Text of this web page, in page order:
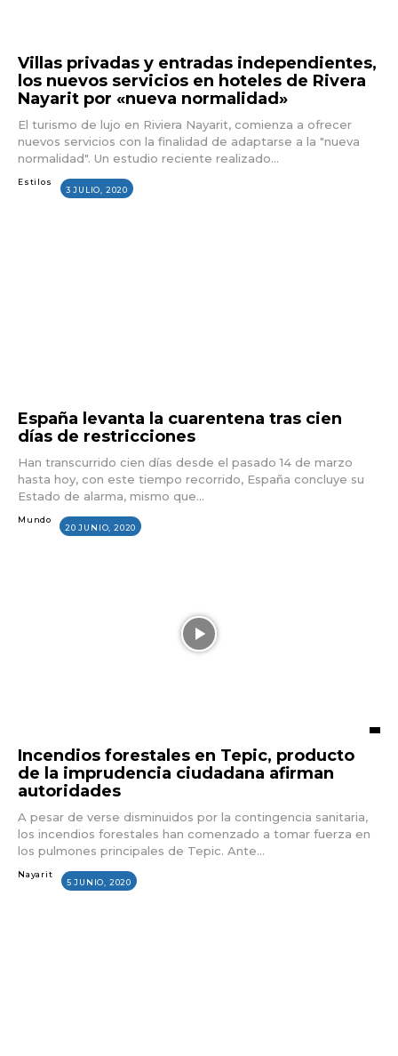
Villas privadas y entradas independientes,
los nuevos servicios en hoteles de Rivera
Nayarit por «nueva normalidad»
El turismo de lujo en Riviera Nayarit, comienza a ofrecer
nuevos servicios con la finalidad de adaptarse a la "nueva
normalidad". Un estudio reciente realizado...
Estilos
3 JULIO, 2020
España levanta la cuarentena tras cien
días de restricciones
Han transcurrido cien días desde el pasado 14 de marzo
hasta hoy, con este tiempo recorrido, España concluye su
Estado de alarma, mismo que...
Mundo
20 JUNIO, 2020
Incendios forestales en Tepic, producto
de la imprudencia ciudadana afirman
autoridades
A pesar de verse disminuidos por la contingencia sanitaria,
los incendios forestales han comenzado a tomar fuerza en
los pulmones principales de Tepic. Ante...
Nayarit
5 JUNIO, 2020